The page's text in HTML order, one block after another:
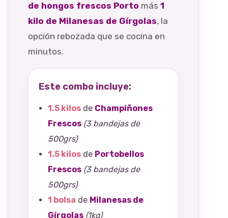
de hongos frescos Porto más 1
kilo de Milanesas de Gírgolas, la
opción rebozada que se cocina en
minutos.
Este combo incluye:
1.5 kilos de Champiñones
Frescos (3 bandejas de
500grs)
1.5 kilos de Portobellos
Frescos (3 bandejas de
500grs)
1 bolsa de Milanesas de
Gírgolas (1kg)